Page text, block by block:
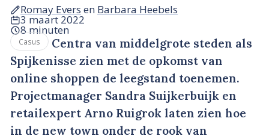
Romay Evers en Barbara Heebels
3 maart 2022
8 minuten
Casus
Centra van middelgrote steden als
Spijkenisse zien met de opkomst van
online shoppen de leegstand toenemen.
Projectmanager Sandra Suijkerbuijk en
retailexpert Arno Ruigrok laten zien hoe
in de new town onder de rook van